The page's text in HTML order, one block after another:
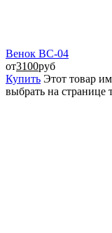
Венок ВС-04
от3100руб
Купить Этот товар
выбрать на странице